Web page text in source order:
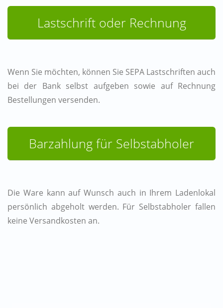
Lastschrift oder Rechnung
Wenn Sie möchten, können Sie SEPA Lastschriften auch
bei der Bank selbst aufgeben sowie auf Rechnung
Bestellungen versenden.
Barzahlung für Selbstabholer
Die Ware kann auf Wunsch auch in Ihrem Ladenlokal
persönlich abgeholt werden. Für Selbstabholer fallen
keine Versandkosten an.